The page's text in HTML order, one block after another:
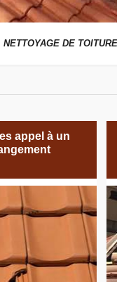
NETTOYAGE DE
appel à un